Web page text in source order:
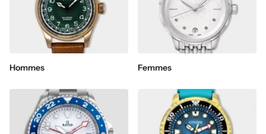
Hommes Femmes